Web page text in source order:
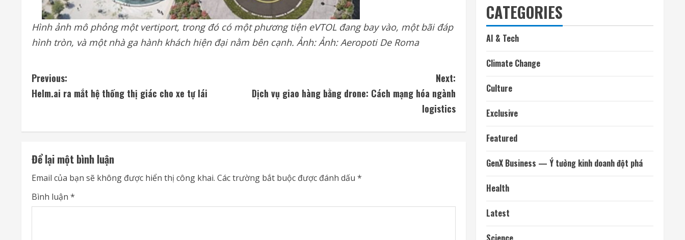
Hình ảnh mô phỏng một vertiport, trong đó có một phương tiện eVTOL đang bay vào, một bãi đáp
hình tròn, và một nhà ga hành khách hiện đại nằm bên cạnh. Ảnh: Ảnh: Aeropoti De Roma
C
o
i
n
u
Previous:
Helm.ai ra mắt hệ thống thị giác cho xe tự lái
Next:
Dịch vụ giao hàng bằng drone: Cách mạng hóa ngành
logistics
Để lại một bình luận
Email của bạn sẽ không được hiển thị công khai. Các trường bắt buộc được đánh dấu *
Bình luận *
CATEGORIES
AI & Tech
Climate Change
Culture
Exclusive
Featured
GenX Business — Ý tưởng kinh doanh đột phá
Health
Latest